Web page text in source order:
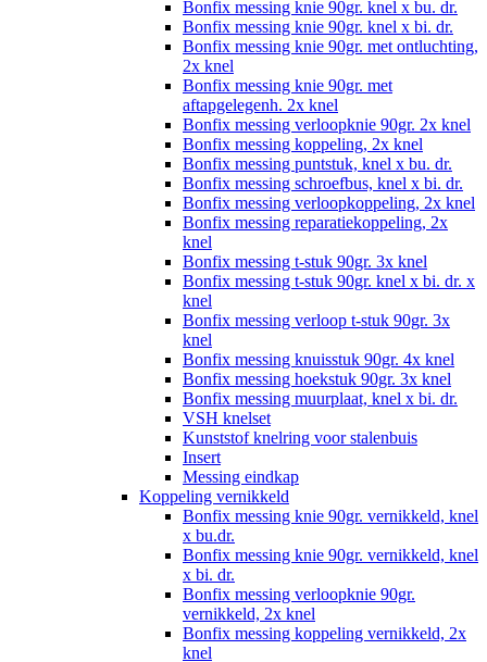
Bonfix messing knie 90gr. knel x bu. dr.
Bonfix messing knie 90gr. knel x bi. dr.
Bonfix messing knie 90gr. met ontluchting,
2x knel
Bonfix messing knie 90gr. met
aftapgelegenh. 2x knel
Bonfix messing verloopknie 90gr. 2x knel
Bonfix messing koppeling, 2x knel
Bonfix messing puntstuk, knel x bu. dr.
Bonfix messing schroefbus, knel x bi. dr.
Bonfix messing verloopkoppeling, 2x knel
Bonfix messing reparatiekoppeling, 2x
knel
Bonfix messing t-stuk 90gr. 3x knel
Bonfix messing t-stuk 90gr. knel x bi. dr. x
knel
Bonfix messing verloop t-stuk 90gr. 3x
knel
Bonfix messing knuisstuk 90gr. 4x knel
Bonfix messing hoekstuk 90gr. 3x knel
Bonfix messing muurplaat, knel x bi. dr.
VSH knelset
Kunststof knelring voor stalenbuis
Insert
Messing eindkap
Koppeling vernikkeld
Bonfix messing knie 90gr. vernikkeld, knel
x bu.dr.
Bonfix messing knie 90gr. vernikkeld, knel
x bi. dr.
Bonfix messing verloopknie 90gr.
vernikkeld, 2x knel
Bonfix messing koppeling vernikkeld, 2x
knel